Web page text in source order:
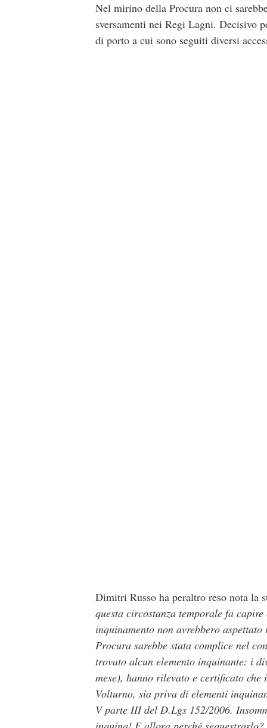
Nel mirino della Procura non ci
sversamenti nei Regi Lagni. Decisivo
di porto a cui sono seguiti diversi
Dimitri Russo ha peraltro reso nota la
questa circostanza temporale fa
inquinamento non avrebbero
Procura sarebbe stata complice nel
trovato alcun elemento inquinante: i
mese), hanno rilevato e certificato
Volturno, sia priva di elementi
V parte III del D.Lgs 152/2006.